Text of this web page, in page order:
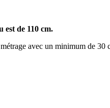
est de 110 cm.
avec un minimum de 30